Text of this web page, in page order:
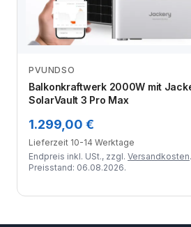
PVUNDSO
Balkonkraftwerk 2000W mit
SolarVault 3 Pro Max
1.299,00 €
Lieferzeit 10-14 Werktage
Endpreis inkl. USt., zzgl. Versandkosten.
Preisstand: 06.08.2026.